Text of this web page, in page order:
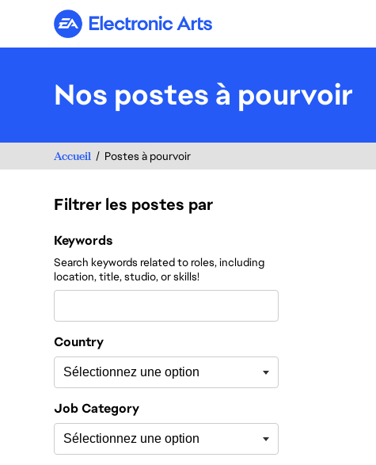
Electronic Arts
Nos postes à pourvoir
Accueil Postes à pourvoir
Filtrer les postes par
Filtrer les postes par
Keywords
Search keywords related to roles, including
location, title, studio, or skills!
Country
Job Category